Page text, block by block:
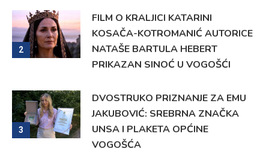
2
FILM O KRALJICI KATARINI
KOSAČA-KOTROMANIĆ AUTORICE
NATAŠE BARTULA HEBERT
PRIKAZAN SINOĆ U VOGOŠĆI
3
DVOSTRUKO PRIZNANJE ZA EMU
JAKUBOVIĆ: SREBRNA ZNAČKA
UNSA I PLAKETA OPĆINE
VOGOŠĆA